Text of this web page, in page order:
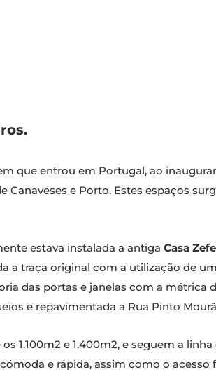
que entrou em Portugal, ao
Canaveses e Porto. Estes espaços
estava instalada a antiga Casa
a traça original com a utilização de
das portas e janelas com a métrica
e repavimentada a Rua Pinto
1.100m2 e 1.400m2, e seguem a
e rápida, assim como o acesso